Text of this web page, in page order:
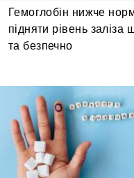
Гемоглобін нижче
підняти рівень заліза
та безпечно